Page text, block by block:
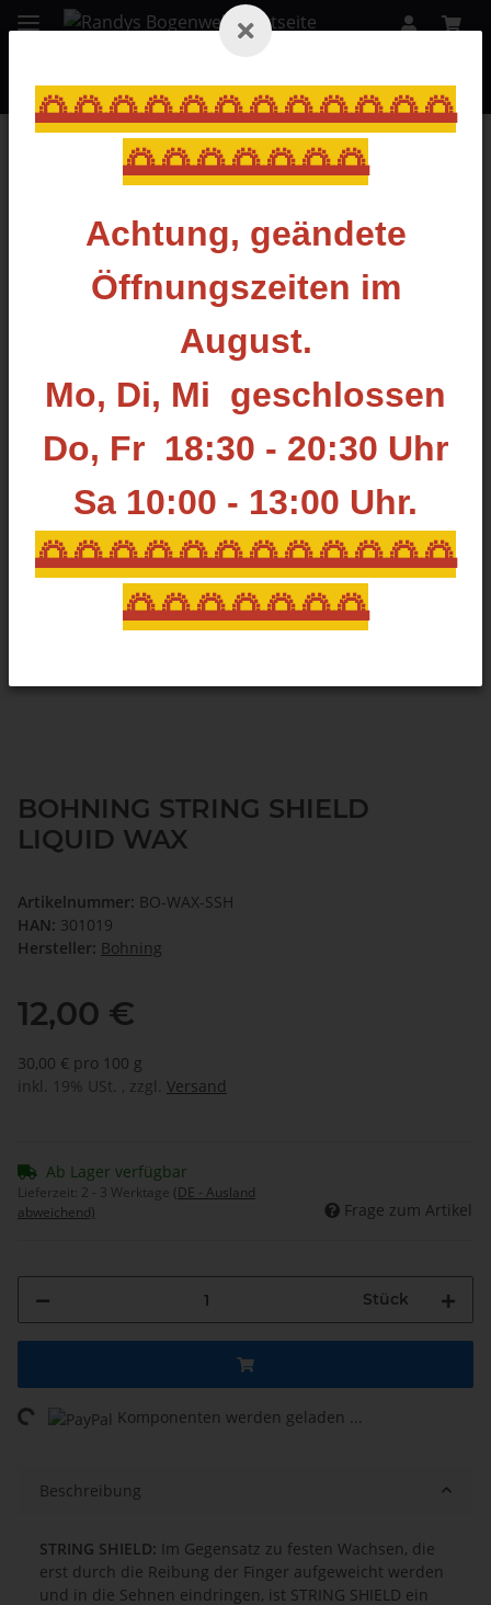
🌅🌅🌅🌅🌅🌅🌅🌅🌅🌅🌅🌅
🌅🌅🌅🌅🌅🌅🌅
Achtung, geändete
Öffnungszeiten im
August.
Mo, Di, Mi geschlossen
Do, Fr 18:30 - 20:30 Uhr
Sa 10:00 - 13:00 Uhr.
🌅🌅🌅🌅🌅🌅🌅🌅🌅🌅🌅🌅
🌅🌅🌅🌅🌅🌅🌅
Zurück zur Liste Zubehör für Sehnen & Kabel
BOHNING STRING SHIELD
LIQUID WAX
Artikelnummer: BO-WAX-SSH
HAN: 301019
Hersteller: Bohning
12,00 €
30,00 € pro 100 g
inkl. 19% USt. , zzgl. Versand
Ab Lager verfügbar
Lieferzeit: 2 - 3 Werktage (DE - Ausland
abweichend)
Frage zum Artikel
Stück
Komponenten werden geladen ...
Beschreibung
STRING SHIELD: Im Gegensatz zu festen Wachsen, die
erst durch die Reibung der Finger aufgeweicht werden
und in die Sehnen eindringen, ist STRING SHIELD ein